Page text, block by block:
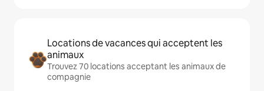
Locations de vacances qui acceptent les
animaux
Trouvez 70 locations acceptant les animaux de
compagnie